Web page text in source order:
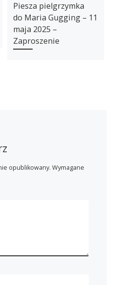
Piesza pielgrzymka
do Maria Gugging – 11
maja 2025 –
Zaproszenie
opublikowany. Wymagane